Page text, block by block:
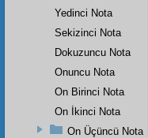
Yedinci Nota
Sekizinci Nota
Dokuzuncu Nota
Onuncu Nota
On Birinci Nota
On İkinci Nota
On Üçüncü Nota